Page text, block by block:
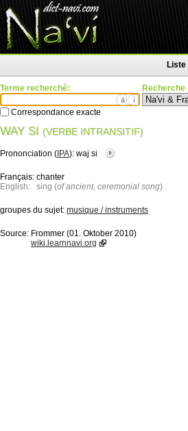
Liste
Terme recherché:
ä ì
Correspondance exacte
Recherche
WAY SI (VERBE INTRANSITIF)
Prononciation ( IPA): waj si
Français: chanter
English:
sing (of ancient, ceremonial song)
groupes du sujet: musique / instruments
Source: Frommer (01. Oktober 2010)
wiki.learnnavi.org